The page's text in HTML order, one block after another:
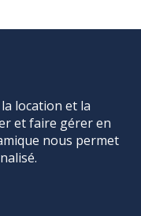
location et la
et faire gérer en
nous permet